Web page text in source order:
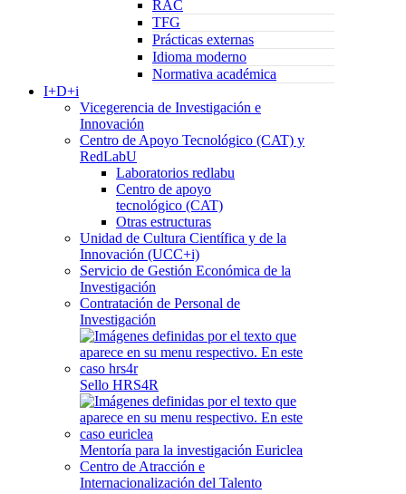
RAC
TFG
Prácticas externas
Idioma moderno
Normativa académica
I+D+i
Vicegerencia de Investigación e
Innovación
Centro de Apoyo Tecnológico (CAT) y
RedLabU
Laboratorios redlabu
Centro de apoyo
tecnológico (CAT)
Otras estructuras
Unidad de Cultura Científica y de la
Innovación (UCC+i)
Servicio de Gestión Económica de la
Investigación
Contratación de Personal de
Investigación
Sello HRS4R
Mentoría para la investigación Euriclea
Centro de Atracción e
Internacionalización del Talento